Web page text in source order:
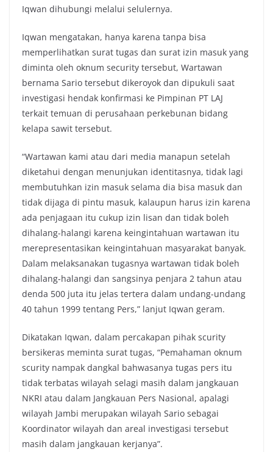
Iqwan dihubungi melalui selulernya.
Iqwan mengatakan, hanya karena tanpa bisa
memperlihatkan surat tugas dan surat izin masuk yang
diminta oleh oknum security tersebut, Wartawan
bernama Sario tersebut dikeroyok dan dipukuli saat
investigasi hendak konfirmasi ke Pimpinan PT LAJ
terkait temuan di perusahaan perkebunan bidang
kelapa sawit tersebut.
“Wartawan kami atau dari media manapun setelah
diketahui dengan menunjukan identitasnya, tidak lagi
membutuhkan izin masuk selama dia bisa masuk dan
tidak dijaga di pintu masuk, kalaupun harus izin karena
ada penjagaan itu cukup izin lisan dan tidak boleh
dihalang-halangi karena keingintahuan wartawan itu
merepresentasikan keingintahuan masyarakat banyak.
Dalam melaksanakan tugasnya wartawan tidak boleh
dihalang-halangi dan sangsinya penjara 2 tahun atau
denda 500 juta itu jelas tertera dalam undang-undang
40 tahun 1999 tentang Pers,” lanjut Iqwan geram.
Dikatakan Iqwan, dalam percakapan pihak scurity
bersikeras meminta surat tugas, “Pemahaman oknum
scurity nampak dangkal bahwasanya tugas pers itu
tidak terbatas wilayah selagi masih dalam jangkauan
NKRI atau dalam Jangkauan Pers Nasional, apalagi
wilayah Jambi merupakan wilayah Sario sebagai
Koordinator wilayah dan areal investigasi tersebut
masih dalam jangkauan kerjanya”.